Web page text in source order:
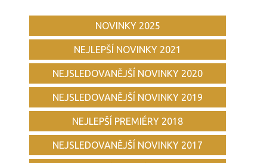
NOVINKY 2025
NEJLEPŠÍ NOVINKY 2021
NEJSLEDOVANĚJŠÍ NOVINKY 2020
NEJSLEDOVANĚJŠÍ NOVINKY 2019
NEJLEPŠÍ PREMIÉRY 2018
NEJSLEDOVANĚJŠÍ NOVINKY 2017